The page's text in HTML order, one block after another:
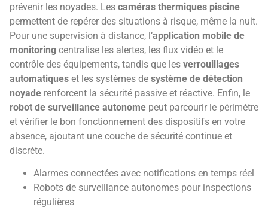
prévenir les noyades. Les caméras thermiques piscine
permettent de repérer des situations à risque, même la nuit.
Pour une supervision à distance, l’application mobile de
monitoring centralise les alertes, les flux vidéo et le
contrôle des équipements, tandis que les verrouillages
automatiques et les systèmes de système de détection
noyade renforcent la sécurité passive et réactive. Enfin, le
robot de surveillance autonome peut parcourir le périmètre
et vérifier le bon fonctionnement des dispositifs en votre
absence, ajoutant une couche de sécurité continue et
discrète.
Alarmes connectées avec notifications en temps réel
Robots de surveillance autonomes pour inspections
régulières